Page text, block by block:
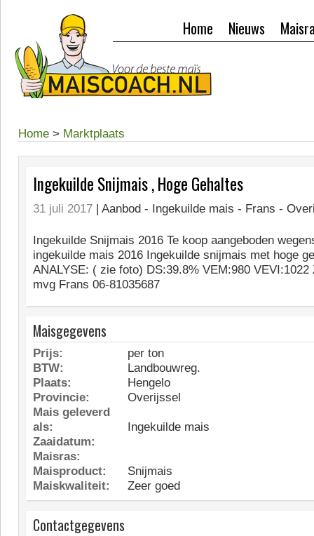
Nieuws
Home
Home > Marktplaats
Ingekuilde Snijmais , Hoge Gehaltes
31 juli 2017 | Aanbod - Ingekuilde mais - Frans -
Ingekuilde Snijmais 2016 Te koop aangeboden
ingekuilde mais 2016 Ingekuilde snijmais met hoge
ANALYSE: ( zie foto) DS:39.8% VEM:980 VEVI:1022
mvg Frans 06-81035687
Maisgegevens
Prijs:
per ton
BTW:
Landbouwreg.
Plaats:
Hengelo
Provincie:
Overijssel
Mais geleverd
als:
Ingekuilde mais
Zaaidatum:
Maisras:
Maisproduct:
Snijmais
Maiskwaliteit:
Zeer goed
Contactgegevens